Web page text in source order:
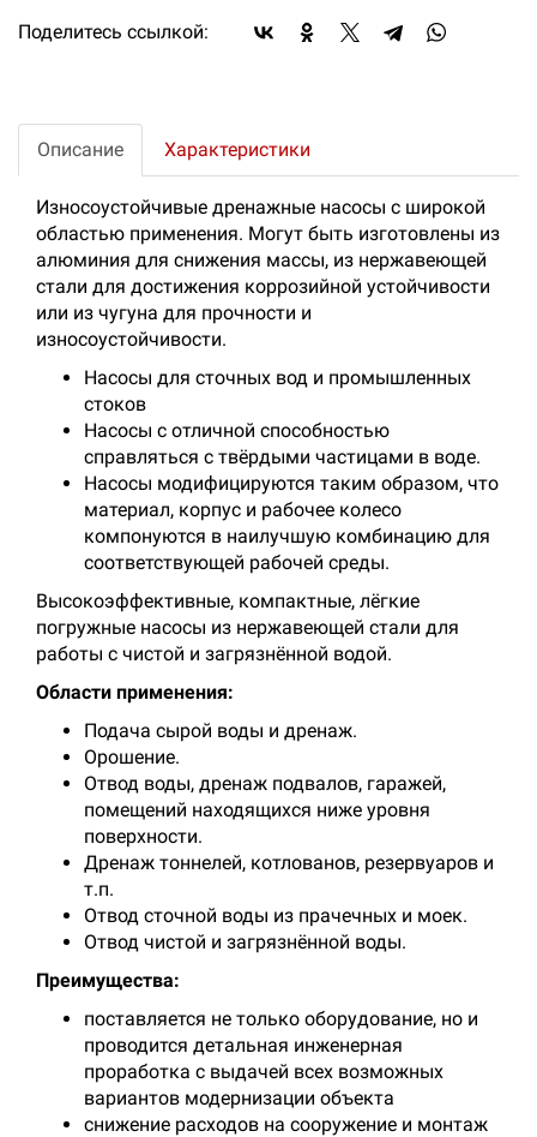
Поделитесь ссылкой:
Описание Характеристики
Износоустойчивые дренажные насосы с широкой
областью применения. Могут быть изготовлены из
алюминия для снижения массы, из нержавеющей
стали для достижения коррозийной устойчивости
или из чугуна для прочности и
износоустойчивости.
Насосы для сточных вод и промышленных
стоков
Насосы с отличной способностью
справляться с твёрдыми частицами в воде.
Насосы модифицируются таким образом, что
материал, корпус и рабочее колесо
компонуются в наилучшую комбинацию для
соответствующей рабочей среды.
Высокоэффективные, компактные, лёгкие
погружные насосы из нержавеющей стали для
работы с чистой и загрязнённой водой.
Области применения:
Подача сырой воды и дренаж.
Орошение.
Отвод воды, дренаж подвалов, гаражей,
помещений находящихся ниже уровня
поверхности.
Дренаж тоннелей, котлованов, резервуаров и
т.п.
Отвод сточной воды из прачечных и моек.
Отвод чистой и загрязнённой воды.
Преимущества:
поставляется не только оборудование, но и
проводится детальная инженерная
проработка с выдачей всех возможных
вариантов модернизации объекта
снижение расходов на сооружение и монтаж